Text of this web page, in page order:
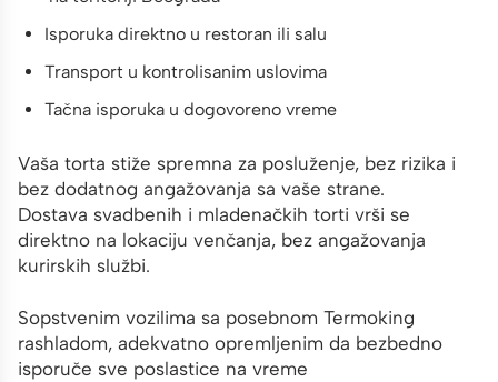
Isporuka direktno u restoran ili salu
Transport u kontrolisanim uslovima
Tačna isporuka u dogovoreno vreme
Vaša torta stiže spremna za posluženje, bez rizika i
bez dodatnog angažovanja sa vaše strane.
Dostava svadbenih i mladenačkih torti vrši se
direktno na lokaciju venčanja, bez angažovanja
kurirskih službi.
Sopstvenim vozilima sa posebnom Termoking
rashladom, adekvatno opremljenim da bezbedno
isporuče sve poslastice na vreme